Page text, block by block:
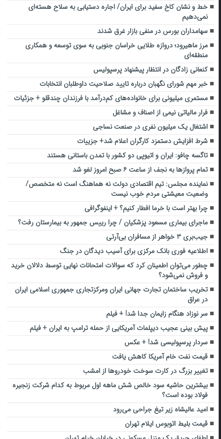
خط و نشان کاخ سفید برای ایران/ اجاره دستیابی به سلاح هسته‌ای
نمی‌دهیم
سهامداران بورس در منفی بازار غرق شدند
مرز ماهیرود؛ دروازه طلایی خراسان جنوبی به سوی توسعه و همکاری
منطقه‌ای
کنعانی زادگان در انتظار پیشنهاد پرسپولیس
خبر مهم شورای نگهبان درباره تایید صلاحیت داوطلبان انتخابات
مستمری میلیونی برای خانواده‌های کم‌درآمد با فرزندان چندقلو + جزئیات
فرار مالیاتی نیمی از اصناف و مشاغل
اشتغال یک میلیون نفری در صنعت نساجی
شرط افزایش دستمزد کارگران اعلام شد+ جزییات
تاگسه چافو: ایران و اتیوپی دو کشور با تمدن باستانی هستند
تمام پروازها به نجف از ساعت ۶ صبح امروز لغو شد
نماینده مجلس:‌ تیم اقتصادی دولت نه هماهنگ است نه متخصص/
وضعیت معیشتی مردم خوب نیست
چرا بهتر است با خرما افطار کنیم؟ + اینفوگرافی
ماجرای بیماری مسعود پزشکیان / چرا رییس جمهور به بیمارستان رفت؟
جیب‌بری ۳ خواهر از مسافران بی‌آرتی
اطلاعیه فوری بانک مرکزی برای آسیب دیدگان در جنگ
چطور می‌توان اطمینان کرد که سوالات امتحانات نهایی توسط دلالان خرید
و فروش نمی‌شود؟
تخریب ساختمان تجارت جهانی ایران ومرکزتجاری جمهوری اسلامی ایران
در عراق
سر نوزاد هنگام زایمان جدا شد! + فیلم
پیش بینی عجیب دیپلمات آمریکایی از حمله ترامپ به ایران + فیلم
سردار پرسپولیسی شد! + عکس
قیمت نفت خام آمریکا کاهش یافت
تغییر بزرگ در کارت سوخت خودروها از امشب
بیشترین حاشیه سود خالص شش ماهه اول مربوط به کدام شرکت زنجیره
فولاد بوده است؟
امید عالیشاه زیر تیغ جراحی می‌رود
قیمت بلیط اتوبوس ایلام تهران